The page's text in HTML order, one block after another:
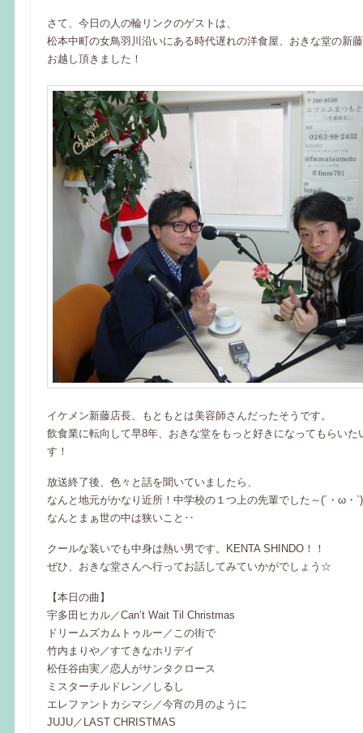
さて、今日の人の輪リンクのゲストは、
松本中町の女鳥羽川沿いにある時代遅れの洋食屋、おきな堂の新
お越し頂きました！
イケメン新藤店長、もともとは美容師さんだったそうです。
飲食業に転向して早8年、おきな堂をもっと好きになってもらいた
す！
放送終了後、色々と話を聞いていましたら、
なんと地元がかなり近所！中学校の１つ上の先輩でした～(´・ω・`)
なんとまぁ世の中は狭いこと‥
クールな装いでも中身は熱い男です。KENTA SHINDO！！
ぜひ、おきな堂さんへ行ってお話してみていかがでしょう☆
【本日の曲】
宇多田ヒカル／Can’t Wait Til Christmas
ドリームズカムトゥルー／この街で
竹内まりや／すてきなホリデイ
松任谷由実／恋人がサンタクロース
ミスターチルドレン／しるし
エレファントカシマシ／今宵の月のように
JUJU／LAST CHRISTMAS